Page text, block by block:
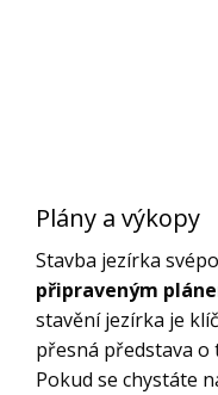
Plány a výkopy
Stavba jezírka
připraveným
stavění jezírka je
přesná představa o
Pokud se chystáte